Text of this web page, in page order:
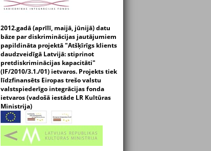
2012.gadā (aprīlī, maijā, jūnijā) datu
bāze par diskriminācijas jautājumiem
papildināta projektā "Atšķīrīgs klients
daudzveidīgā Latvijā: stiprinot
pretdiskriminācijas kapacitāti"
(IF/2010/3.1./01) ietvaros. Projekts tiek
līdzfinansēts Eiropas trešo valstu
valstspiederīgo integrācijas fonda
ietvaros (vadošā iestāde LR Kultūras
Ministrija)